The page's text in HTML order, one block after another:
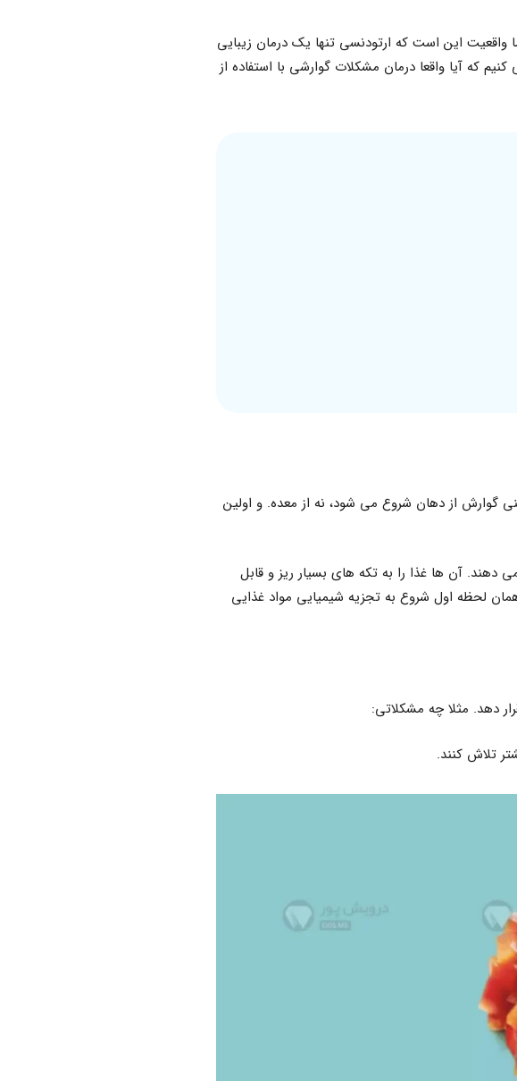
این است که ارتودنسی تنها یک درمان زیبایی
که آیا واقعا درمان مشکلات گوارشی با استفاده از
گوارش از دهان شروع می شود، نه از معده. و اولین
دهند. آن ها غذا را به تکه های بسیار ریز و قابل
لحظه اول شروع به تجزیه شیمیایی مواد غذایی
دهد. مثلا چه مشکلاتی:
تلاش کنند.